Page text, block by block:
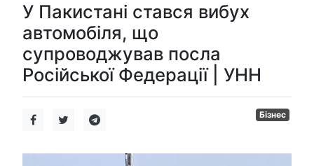
У Пакистані стався вибух
автомобіля, що
супроводжував посла
Російської Федерації | УНН
Бізнес